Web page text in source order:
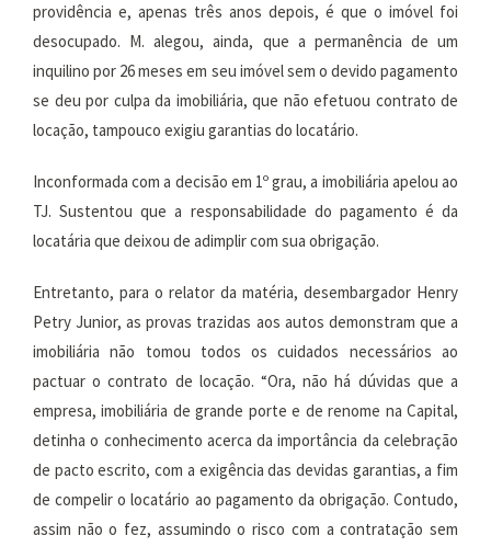
providência e, apenas três anos depois, é que o imóvel foi
desocupado. M. alegou, ainda, que a permanência de um
inquilino por 26 meses em seu imóvel sem o devido pagamento
se deu por culpa da imobiliária, que não efetuou contrato de
locação, tampouco exigiu garantias do locatário.
Inconformada com a decisão em 1º grau, a imobiliária apelou ao
TJ. Sustentou que a responsabilidade do pagamento é da
locatária que deixou de adimplir com sua obrigação.
Entretanto, para o relator da matéria, desembargador Henry
Petry Junior, as provas trazidas aos autos demonstram que a
imobiliária não tomou todos os cuidados necessários ao
pactuar o contrato de locação. “Ora, não há dúvidas que a
empresa, imobiliária de grande porte e de renome na Capital,
detinha o conhecimento acerca da importância da celebração
de pacto escrito, com a exigência das devidas garantias, a fim
de compelir o locatário ao pagamento da obrigação. Contudo,
assim não o fez, assumindo o risco com a contratação sem